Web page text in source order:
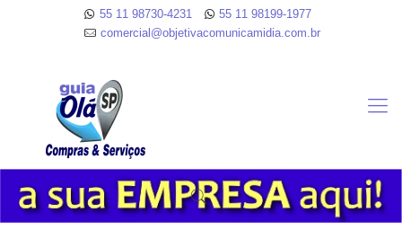
55 11 98730-4231
55 11 98199-1977
comercial@objetivacomunicamidia.com.br